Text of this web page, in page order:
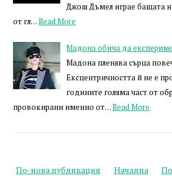
Джош Дъмел играе бащата
от гл…Read More
Мадона обича да
Мадона пленява сърца
Ексцентричността й не е
годините голяма част от
провокирани именно от…Read More
По-нова публикация
Начална